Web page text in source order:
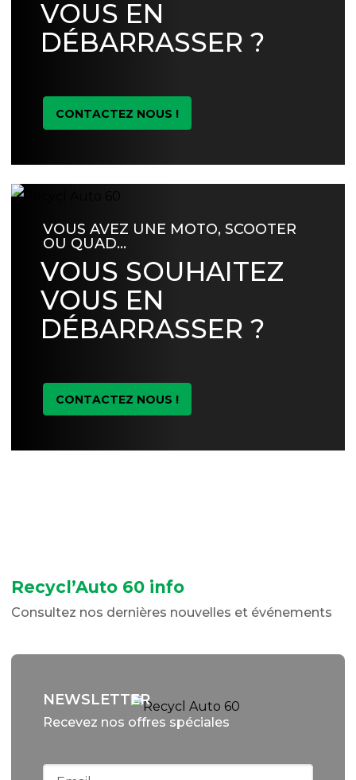
VOUS EN
DÉBARRASSER ?
CONTACTEZ NOUS !
VOUS AVEZ UNE MOTO, SCOOTER
OU QUAD…
VOUS SOUHAITEZ
VOUS EN
DÉBARRASSER ?
CONTACTEZ NOUS !
Recycl’Auto 60 info
Consultez nos dernières nouvelles et événements
NEWSLETTER
Recevez nos offres spéciales